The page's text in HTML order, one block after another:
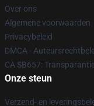
Over ons
Algemene voorwaarden
Privacybeleid
DMCA -
CA SB657:
Onze steun
Verzend- en